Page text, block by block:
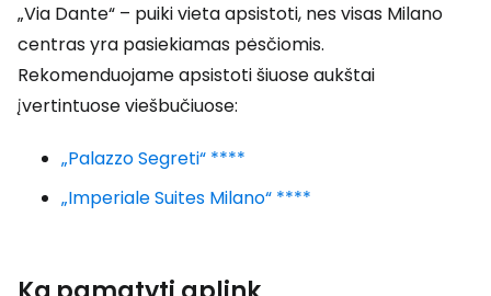
„Via Dante“ – puiki vieta apsistoti, nes visas Milano
centras yra pasiekiamas pėsčiomis.
Rekomenduojame apsistoti šiuose aukštai
įvertintuose viešbučiuose:
„Palazzo Segreti“ ****
„Imperiale Suites Milano“ ****